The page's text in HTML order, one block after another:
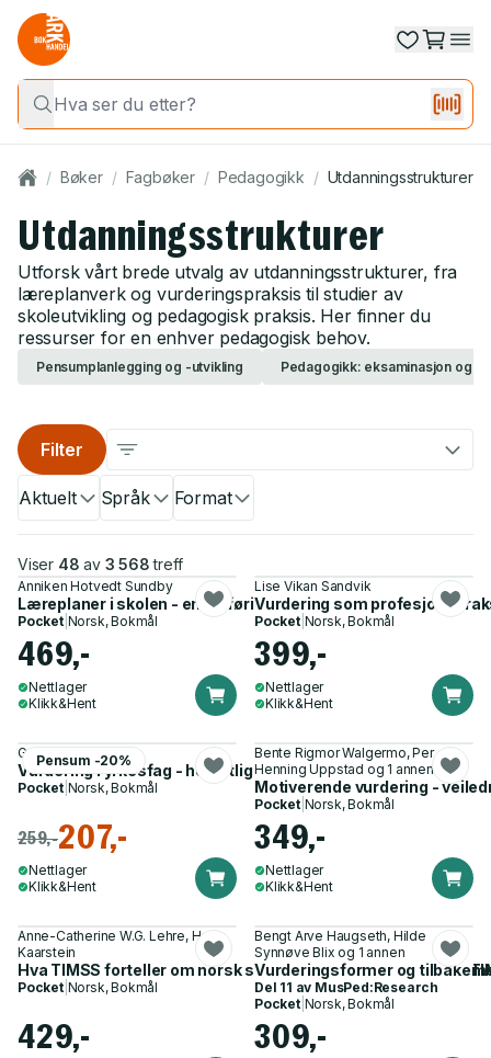
/ Bøker / Fagbøker / Pedagogikk / Utdanningsstrukturer
Utdanningsstrukturer
Utforsk vårt brede utvalg av utdanningsstrukturer, fra
læreplanverk og vurderingspraksis til studier av
skoleutvikling og pedagogisk praksis. Her finner du
ressurser for en enhver pedagogisk behov.
Pensumplanlegging og -utvikling Pedagogikk: eksaminasjon og
Aktuelt Språk Format
Filter
Viser 48 av 3 568 treff
Anniken Hotvedt Sundby
Læreplaner i skolen - en innføring
Pocket| Norsk, Bokmål
469,-
Nettlager
Klikk&Hent
Lise Vikan Sandvik
Vurdering som
Pocket| Norsk, Bokmål
399,-
Nettlager
Klikk&Hent
Pensum -20%
Grete Haaland
Vurdering i yrkesfag - helhetlig yrkeskompetanse
Pocket| Norsk, Bokmål
259,-207,-
Nettlager
Klikk&Hent
Bente Rigmor Walgermo, Per
Henning Uppstad og 1 annen
Motiverende vurdering -
Pocket| Norsk, Bokmål
349,-
Nettlager
Klikk&Hent
Anne-Catherine W.G. Lehre, Hege
Kaarstein
Hva TIMSS forteller om norsk skole - sekundæranalyser av
Pocket| Norsk, Bokmål
429,-
Bengt Arve Haugseth, Hilde
Synnøve Blix og 1 annen
Vurderingsformer og
Del 11 av MusPed:Research
Pocket| Norsk, Bokmål
309,-